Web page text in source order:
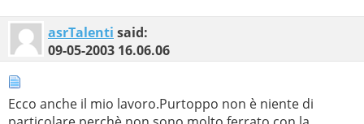
asrTalenti said:
09-05-2003 16.06.06
Ecco anche il mio lavoro.Purtoppo non è niente di